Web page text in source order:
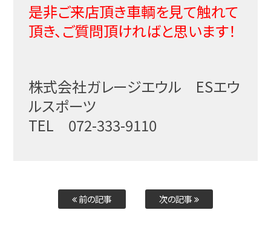
是非ご来店頂き車輌を見て触れて
頂き、ご質問頂ければと思います！
株式会社ガレージエウル ESエウ
ルスポーツ
TEL 072-333-9110
前の記事 次の記事